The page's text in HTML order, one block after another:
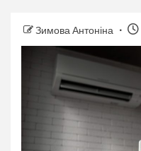
Зимова Антоніна